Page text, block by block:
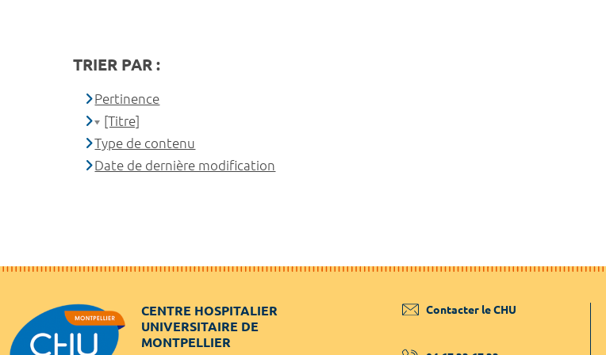
TRIER PAR :
Pertinence
[Titre]
Type de contenu
Date de dernière modification
CENTRE HOSPITALIER
UNIVERSITAIRE DE
MONTPELLIER
Contacter le CHU